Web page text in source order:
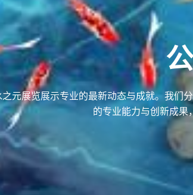
之元展览展示专业的最新动态与成就。我们
的专业能力与创新成果